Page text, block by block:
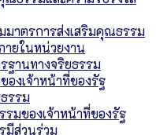
มาตรการส่งเสริมคุณธรรม
ายในหน่วยงาน
ฐานทางจริยธรรม
องเจ้าหน้าที่ของรัฐ
รรม
รมของเจ้าหน้าที่ของรัฐ
มีส่วนร่วม